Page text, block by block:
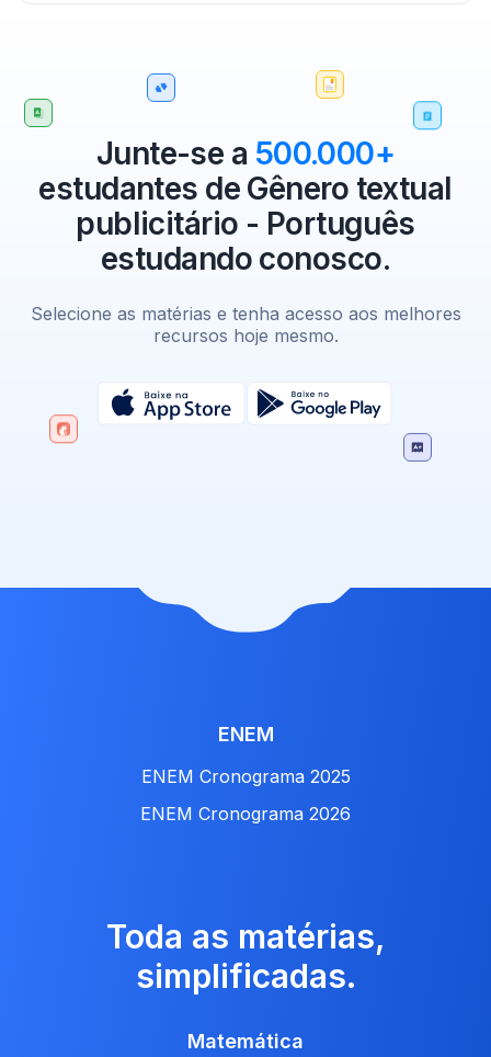
Junte-se a 500.000+
estudantes de Gênero textual
publicitário - Português
estudando conosco.
Selecione as matérias e tenha acesso aos melhores
recursos hoje mesmo.
ENEM
ENEM Cronograma 2025
ENEM Cronograma 2026
Toda as matérias,
simplificadas.
Matemática